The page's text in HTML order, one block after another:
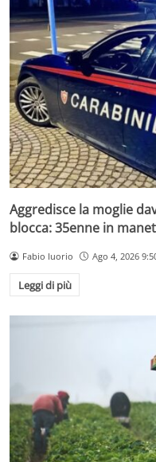
Aggredisce la moglie
blocca: 35enne in
Fabio Iuorio Ago 4, 2026
Leggi di più